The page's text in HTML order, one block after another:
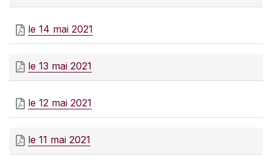
le 14 mai 2021
le 13 mai 2021
le 12 mai 2021
le 11 mai 2021